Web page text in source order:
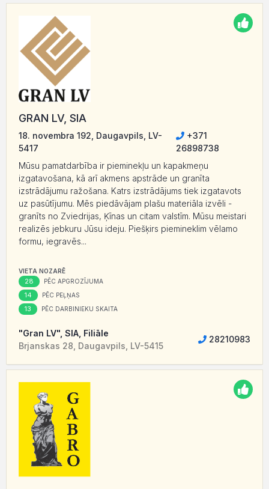
GRAN LV, SIA
18. novembra 192, Daugavpils, LV-
5417
+371
26898738
Mūsu pamatdarbība ir pieminekļu un kapakmeņu
izgatavošana, kā arī akmens apstrāde un granīta
izstrādājumu ražošana. Katrs izstrādājums tiek izgatavots
uz pasūtījumu. Mēs piedāvājam plašu materiāla izvēli -
granīts no Zviedrijas, Ķīnas un citam valstīm. Mūsu meistari
realizēs jebkuru Jūsu ideju. Piešķirs piemineklim vēlamo
formu, iegravēs...
VIETA NOZARĒ
28 PĒC APGROZĪJUMA
14 PĒC PEĻŅAS
13 PĒC DARBINIEKU SKAITA
"Gran LV", SIA, Filiāle
Brjanskas 28, Daugavpils, LV-5415
28210983